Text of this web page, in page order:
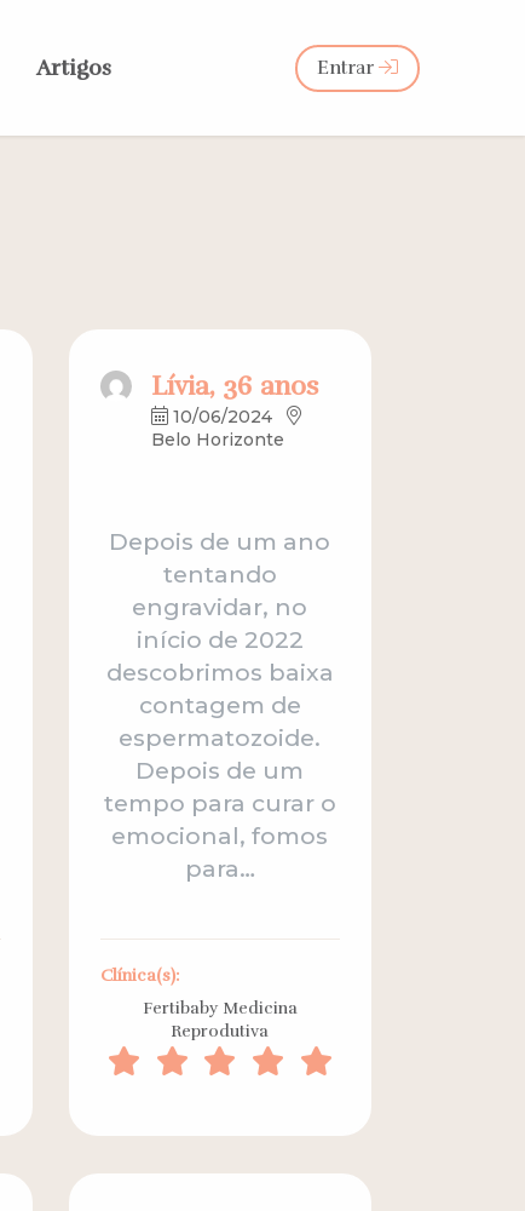
Artigos Entrar
Lívia, 36 anos
10/06/2024
Belo Horizonte
Depois de um ano
tentando
engravidar, no
início de 2022
descobrimos baixa
contagem de
espermatozoide.
Depois de um
tempo para curar o
emocional, fomos
para…
Clínica(s):
Fertibaby Medicina
Reprodutiva